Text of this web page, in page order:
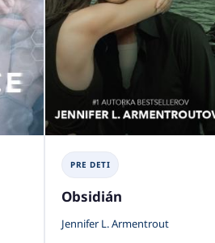
PRE DETI
Obsidián
Jennifer L. Armentrout